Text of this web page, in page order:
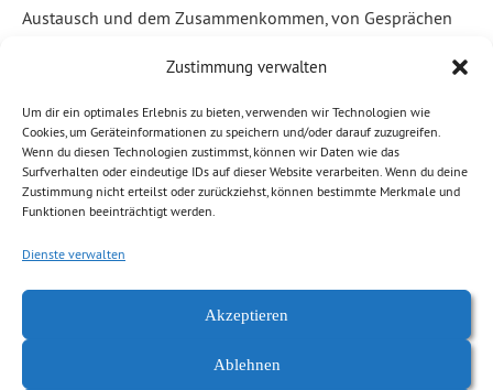
Zustimmung verwalten
Um dir ein optimales Erlebnis zu bieten, verwenden wir Technologien wie
Cookies, um Geräteinformationen zu speichern und/oder darauf zuzugreifen.
Wenn du diesen Technologien zustimmst, können wir Daten wie das
Surfverhalten oder eindeutige IDs auf dieser Website verarbeiten. Wenn du deine
Zustimmung nicht erteilst oder zurückziehst, können bestimmte Merkmale und
Funktionen beeinträchtigt werden.
Dienste verwalten
Akzeptieren
Ablehnen
Austausch und dem Zusammenkommen, von Gesprächen
Perspektiven. ⛱️ Genau dieses Motto verfolgt ASA-FF –
Netzwerk für globales Lernen […]
Weiterlesen